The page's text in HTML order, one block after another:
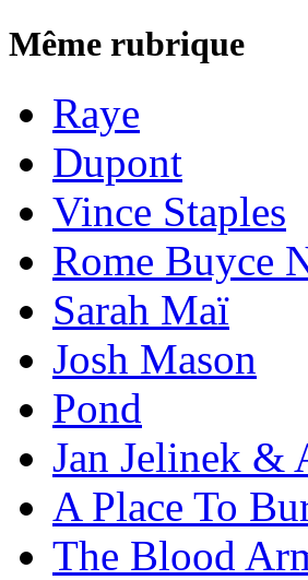
Même rubrique
Raye
Dupont
Vince Staples
Rome Buyce
Sarah Maï
Josh Mason
Pond
Jan Jelinek &
A Place To
The Blood